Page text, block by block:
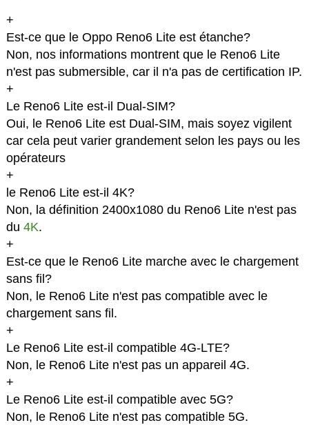
+
Est-ce que le Oppo Reno6 Lite est étanche?
Non, nos informations montrent que le Reno6 Lite
n'est pas submersible, car il n'a pas de certification IP.
+
Le Reno6 Lite est-il Dual-SIM?
Oui, le Reno6 Lite est Dual-SIM, mais soyez vigilent
car cela peut varier grandement selon les pays ou les
opérateurs
+
le Reno6 Lite est-il 4K?
Non, la définition 2400x1080 du Reno6 Lite n'est pas
du 4K.
+
Est-ce que le Reno6 Lite marche avec le chargement
sans fil?
Non, le Reno6 Lite n'est pas compatible avec le
chargement sans fil.
+
Le Reno6 Lite est-il compatible 4G-LTE?
Non, le Reno6 Lite n'est pas un appareil 4G.
+
Le Reno6 Lite est-il compatible avec 5G?
Non, le Reno6 Lite n'est pas compatible 5G.